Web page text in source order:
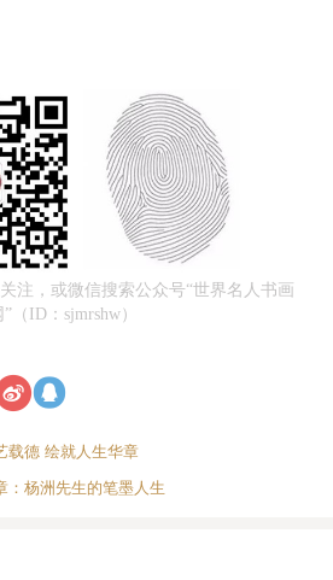
注，或微信搜索公众号“世界名人书画
”（ID：sjmrshw）
德 绘就人生华章
：杨洲先生的笔墨人生